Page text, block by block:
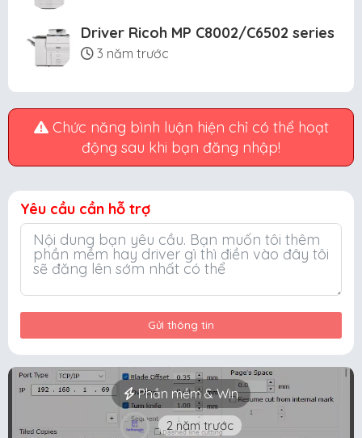
Driver Ricoh MP C8002/C6502 series
3 năm trước
Chức năng bình luận hiện chỉ có thể hoạt
động sau khi bạn đăng nhập!
Yêu cầu cần hỗ trợ
Gửi thông tin
Phần mềm & Win
2 năm trước